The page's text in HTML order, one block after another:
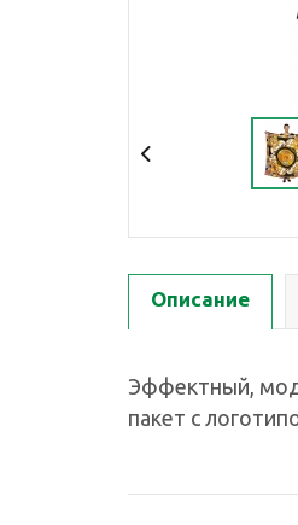
Описание
Эффектный,
пакет с